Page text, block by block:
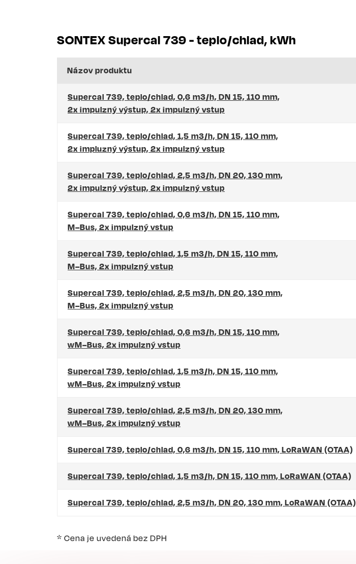
SONTEX Supercal 739 - teplo/chlad, kWh
Názov produktu
Supercal 739, teplo/chlad, 0,6 m3/h, DN 15, 110 mm,
2x impulzný výstup, 2x impulzný vstup
Supercal 739, teplo/chlad, 1,5 m3/h, DN 15, 110 mm,
2x impluzný výstup, 2x impulzný vstup
Supercal 739, teplo/chlad, 2,5 m3/h, DN 20, 130 mm,
2x impulzný výstup, 2x impulzný vstup
Supercal 739, teplo/chlad, 0,6 m3/h, DN 15, 110 mm,
M–Bus, 2x impulzný vstup
Supercal 739, teplo/chlad, 1,5 m3/h, DN 15, 110 mm,
M–Bus, 2x impulzný vstup
Supercal 739, teplo/chlad, 2,5 m3/h, DN 20, 130 mm,
M–Bus, 2x impulzný vstup
Supercal 739, teplo/chlad, 0,6 m3/h, DN 15, 110 mm,
wM–Bus, 2x impulzný vstup
Supercal 739, teplo/chlad, 1,5 m3/h, DN 15, 110 mm,
wM–Bus, 2x impulzný vstup
Supercal 739, teplo/chlad, 2,5 m3/h, DN 20, 130 mm,
wM–Bus, 2x impulzný vstup
Supercal 739, teplo/chlad, 0,6 m3/h, DN 15, 110 mm, LoRaWAN (OTAA)
Supercal 739, teplo/chlad, 1,5 m3/h, DN 15, 110 mm, LoRaWAN (OTAA)
Supercal 739, teplo/chlad, 2,5 m3/h, DN 20, 130 mm, LoRaWAN (OTAA)
* Cena je uvedená bez DPH